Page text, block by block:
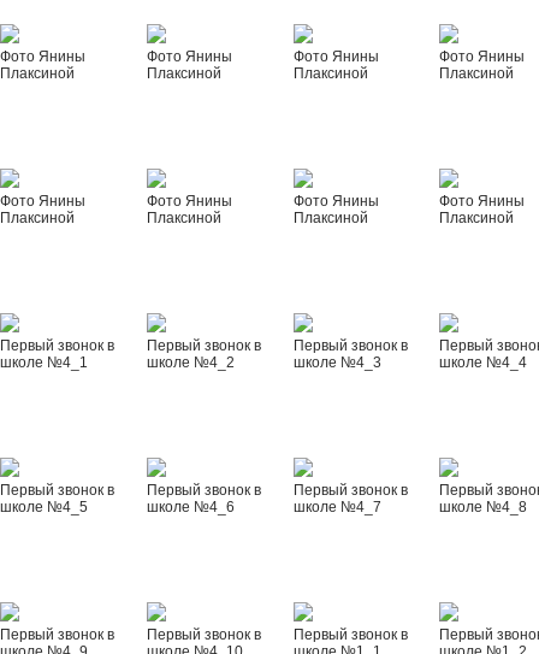
Фото Янины
Плаксиной
Фото Янины
Плаксиной
Фото Янины
Плаксиной
Фото Янины
Плаксиной
Фото Янины
Плаксиной
Фото Янины
Плаксиной
Фото Янины
Плаксиной
Фото Янины
Плаксиной
Первый звонок в
школе №4_1
Первый звонок в
школе №4_2
Первый звонок в
школе №4_3
Первый
школе №4_4
Первый звонок в
школе №4_5
Первый звонок в
школе №4_6
Первый звонок в
школе №4_7
Первый
школе №4_8
Первый звонок в
Первый звонок в
Первый звонок в
Первый